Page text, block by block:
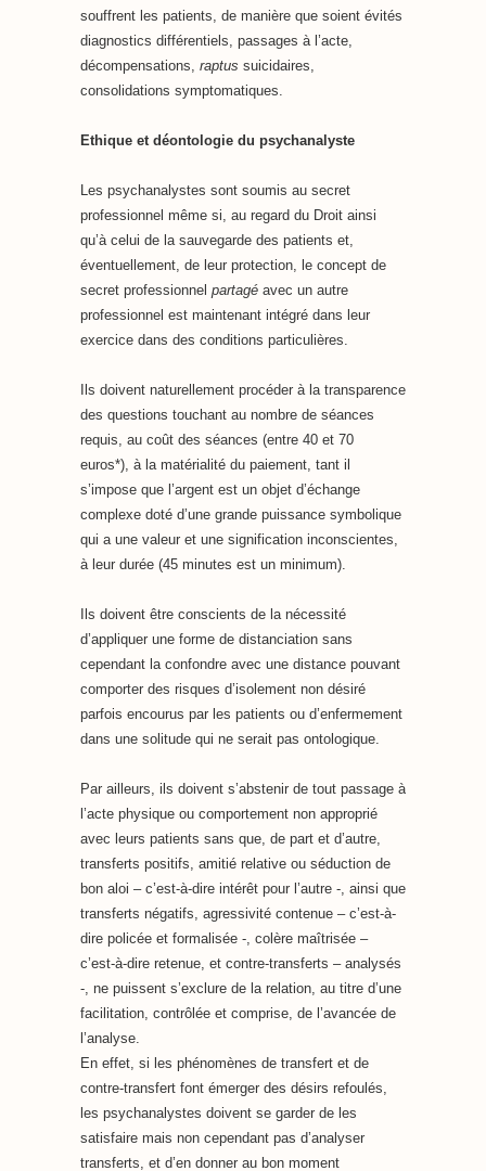
souffrent les patients, de manière que soient évités
diagnostics différentiels, passages à l’acte,
décompensations, raptus suicidaires,
consolidations symptomatiques.
Ethique et déontologie du psychanalyste
Les psychanalystes sont soumis au secret
professionnel même si, au regard du Droit ainsi
qu’à celui de la sauvegarde des patients et,
éventuellement, de leur protection, le concept de
secret professionnel partagé avec un autre
professionnel est maintenant intégré dans leur
exercice dans des conditions particulières.
Ils doivent naturellement procéder à la transparence
des questions touchant au nombre de séances
requis, au coût des séances (entre 40 et 70
euros*), à la matérialité du paiement, tant il
s’impose que l’argent est un objet d’échange
complexe doté d’une grande puissance symbolique
qui a une valeur et une signification inconscientes,
à leur durée (45 minutes est un minimum).
Ils doivent être conscients de la nécessité
d’appliquer une forme de distanciation sans
cependant la confondre avec une distance pouvant
comporter des risques d’isolement non désiré
parfois encourus par les patients ou d’enfermement
dans une solitude qui ne serait pas ontologique.
Par ailleurs, ils doivent s’abstenir de tout passage à
l’acte physique ou comportement non approprié
avec leurs patients sans que, de part et d’autre,
transferts positifs, amitié relative ou séduction de
bon aloi – c’est-à-dire intérêt pour l’autre -, ainsi que
transferts négatifs, agressivité contenue – c’est-à-
dire policée et formalisée -, colère maîtrisée –
c’est-à-dire retenue, et contre-transferts – analysés
-, ne puissent s’exclure de la relation, au titre d’une
facilitation, contrôlée et comprise, de l’avancée de
l’analyse.
En effet, si les phénomènes de transfert et de
contre-transfert font émerger des désirs refoulés,
les psychanalystes doivent se garder de les
satisfaire mais non cependant pas d’analyser
transferts, et d’en donner au bon moment